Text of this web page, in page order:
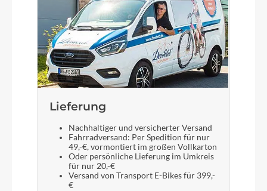
Lieferung
Nachhaltiger und versicherter Versand
Fahrradversand: Per Spedition für nur
49,-€, vormontiert im großen Vollkarton
Oder persönliche Lieferung im Umkreis
für nur 20,-€
Versand von Transport E-Bikes für 399,-
€